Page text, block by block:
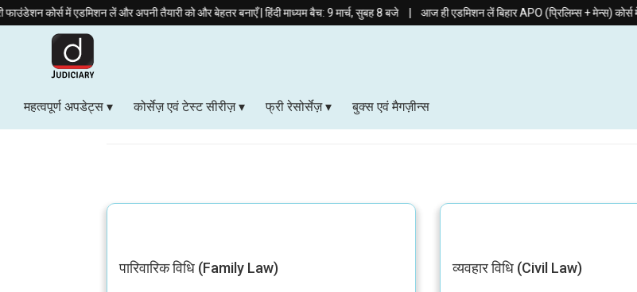
में एडमिशन लें और अपनी तैयारी को और बेहतर बनाएँ | हिंदी माध्यम बैच: 9 मार्च, सुबह 8 बजे|आज ही एडमिशन लें बिहार APO (प्रिलिम्स + मेन्स) कोर्स में और
महत्वपूर्ण अपडेट्स कोर्सेज़ एवं टेस्ट सीरीज़ फ्री रेसोर्सेज़ बुक्स एवं मैगज़ीन्स
बेयर एक्ट
पारिवारिक विधि (Family Law) व्यवहार विधि (Civil Law)